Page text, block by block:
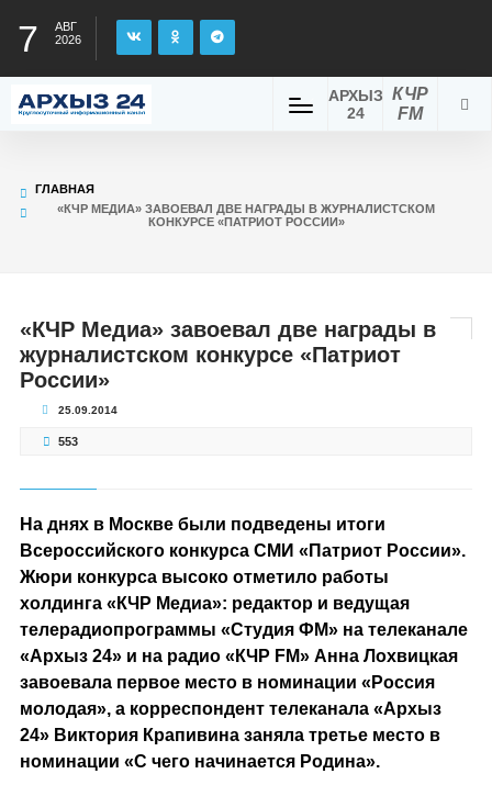
7
АВГ
2026
КЧР
FM
АРХЫЗ
24
ГЛАВНАЯ
«КЧР МЕДИА» ЗАВОЕВАЛ ДВЕ НАГРАДЫ В ЖУРНАЛИСТСКОМ
КОНКУРСЕ «ПАТРИОТ РОССИИ»
«КЧР Медиа» завоевал две награды в
журналистском конкурсе «Патриот
России»
25.09.2014
553
На днях в Москве были подведены итоги
Всероссийского конкурса СМИ «Патриот России».
Жюри конкурса высоко отметило работы
холдинга «КЧР Медиа»: редактор и ведущая
телерадиопрограммы «Студия ФМ» на телеканале
«Архыз 24» и на радио «КЧР FM» Анна Лохвицкая
завоевала первое место в номинации «Россия
молодая», а корреспондент телеканала «Архыз
24» Виктория Крапивина заняла третье место в
номинации «С чего начинается Родина».